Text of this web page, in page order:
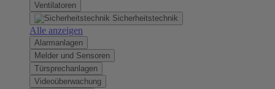
Ventilatoren
Sicherheitstechnik
Alle anzeigen
Alarmanlagen
Melder und Sensoren
Türsprechanlagen
Videoüberwachung